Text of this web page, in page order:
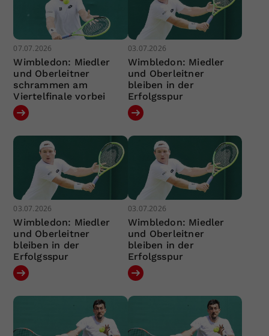
07.07.2026
Wimbledon: Miedler
und Oberleitner
schrammen am
Viertelfinale vorbei
03.07.2026
Wimbledon: Miedler
und Oberleitner
bleiben in der
Erfolgsspur
03.07.2026
Wimbledon: Miedler
und Oberleitner
bleiben in der
Erfolgsspur
03.07.2026
Wimbledon: Miedler
und Oberleitner
bleiben in der
Erfolgsspur